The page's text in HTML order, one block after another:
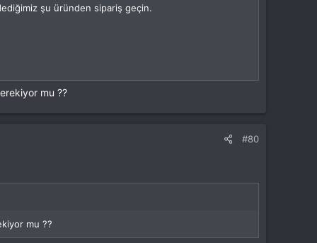
şu üründen sipariş geçin.
mu ??
#80
mu ??